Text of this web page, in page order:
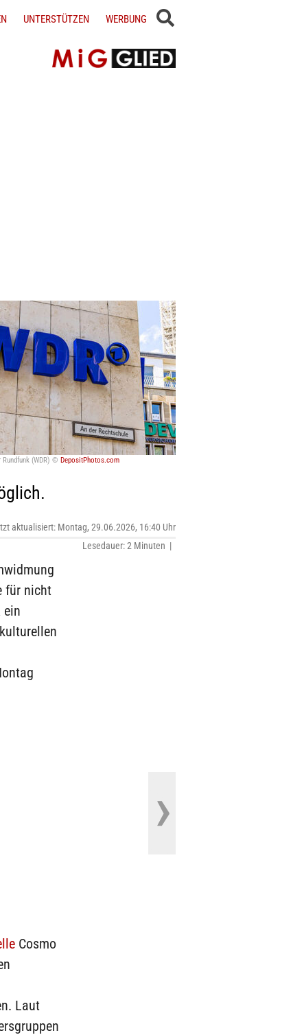
UNTERSTÜTZEN WERBUNG
Rundfunk (WDR) © DepositPhotos.com
aktualisiert: Montag, 29.06.2026, 16:40 Uhr
Lesedauer: 2 Minuten |
für nicht
ein
Cosmo
Laut